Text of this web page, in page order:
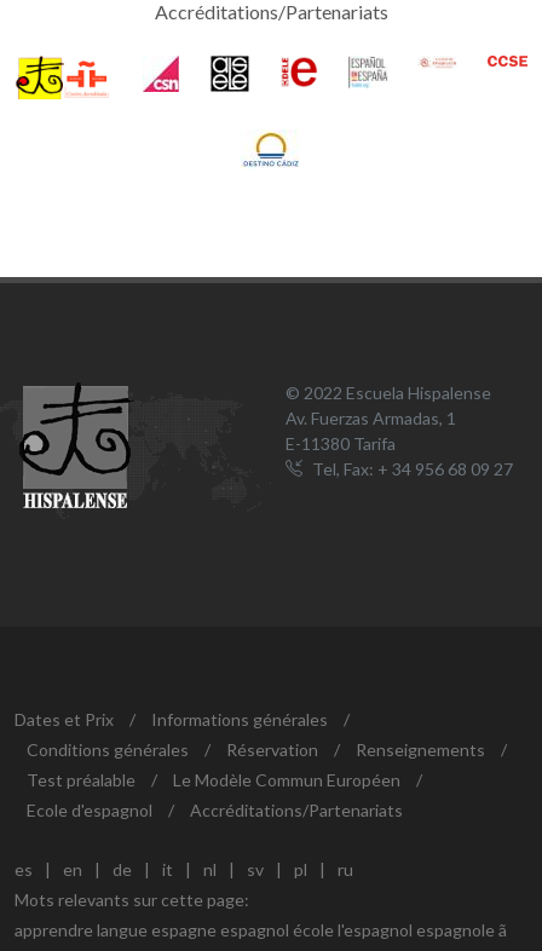
Accréditations/Partenariats
© 2022 Escuela Hispalense
Av. Fuerzas Armadas, 1
E-11380 Tarifa
Tel, Fax: + 34 956 68 09 27
Dates et Prix / Informations générales
/
Conditions générales
/ Réservation / Renseignements
/
Test préalable
/ Le Modèle Commun Européen
/
Ecole d'espagnol
/ Accréditations/Partenariats
es | en | de | it | nl | sv | pl |
ru
Mots relevants sur cette page:
apprendre langue espagne espagnol école l'espagnol espagnole ã